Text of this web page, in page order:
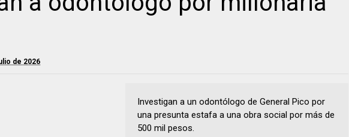
de 2026
Investigan a un odontólogo de General Pico por
una presunta estafa a una obra social por más de
500 mil pesos.